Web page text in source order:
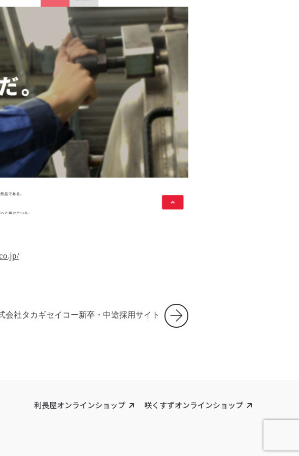
会社タカギセイコー新卒・中途採用サイト
利長屋オンラインショップ 咲くすずオンラインショップ